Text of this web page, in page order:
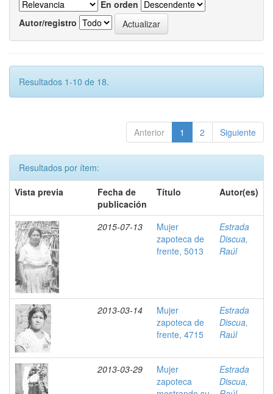
En orden
Autor/registro
Resultados 1-10 de 18.
Anterior 1 2 Siguiente
Resultados por ítem:
Vista previa
Fecha de
publicación
Título Autor(es)
2015-07-13
Mujer
zapoteca de
frente, 5013
Estrada
Discua,
Raúl
2013-03-14
Mujer
zapoteca de
frente, 4715
Estrada
Discua,
Raúl
2013-03-29
Mujer
zapoteca
Estrada
Discua,